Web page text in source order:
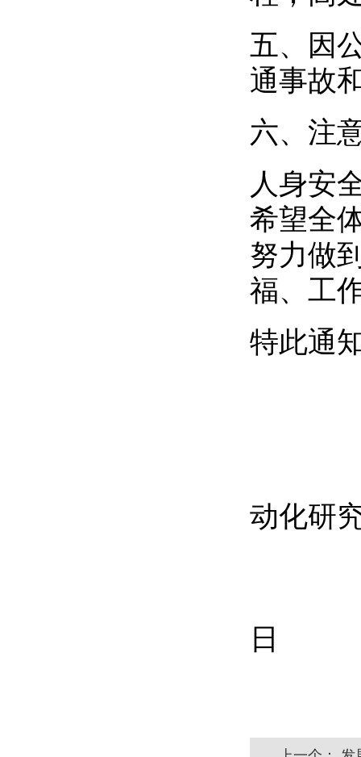
五、因
通事故
六、注
人身安
希望全
努力做
福、工
特此通
动化研
日